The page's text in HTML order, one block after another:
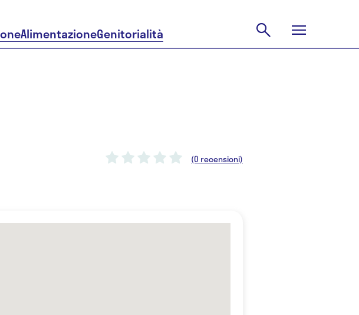
AlimentazioneGenitorialità
(0 recensioni)